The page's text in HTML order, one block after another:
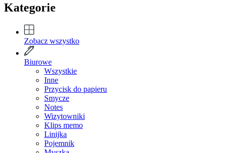
Kategorie
Zobacz wszystko
Biurowe
Wszystkie
Inne
Przycisk do papieru
Smycze
Notes
Wizytowniki
Klips memo
Linijka
Pojemnik